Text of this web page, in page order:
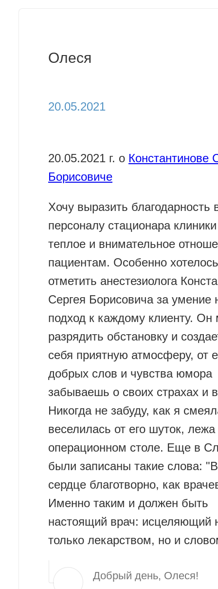
Олеся
20.05.2021
20.05.2021 г. о Константинове
Борисовиче
Хочу выразить благодарность
персоналу стационара
теплое и внимательное
пациентам. Особенно
отметить анестезиолога
Сергея Борисовича за умение
подход к каждому клиенту. Он
разрядить обстановку и
себя приятную атмосферу, от
добрых слов и чувства юмора
забываешь о своих страхах и
Никогда не забуду, как я
веселилась от его шуток, лежа
операционном столе. Еще в
были записаны такие слова:
сердце благотворно, как
Именно таким и должен быть
настоящий врач: исцеляющий
только лекарством, но и
Добрый день, Олеся!